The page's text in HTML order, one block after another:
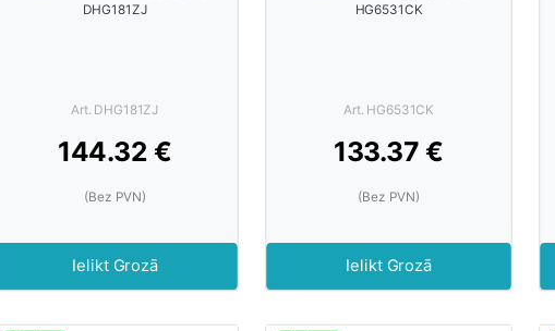
DHG181ZJ
Art. DHG181ZJ
144.32 €
(Bez PVN)
Ielikt Grozā
HG6531CK
Art. HG6531CK
133.37 €
(Bez PVN)
Ielikt Grozā